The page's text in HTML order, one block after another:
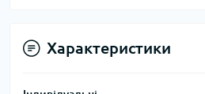
Характеристики